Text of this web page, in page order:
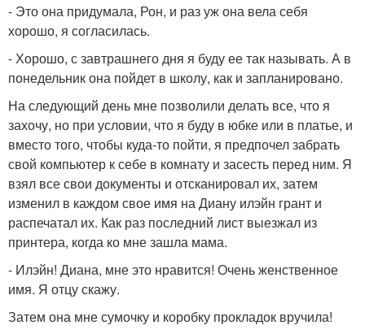
- Это она придумала, Рон, и раз уж она вела себя
хорошо, я согласилась.
- Хорошо, с завтрашнего дня я буду ее так называть. А в
понедельник она пойдет в школу, как и запланировано.
На следующий день мне позволили делать все, что я
захочу, но при условии, что я буду в юбке или в платье, и
вместо того, чтобы куда-то пойти, я предпочел забрать
свой компьютер к себе в комнату и засесть перед ним. Я
взял все свои документы и отсканировал их, затем
изменил в каждом свое имя на Диану илэйн грант и
распечатал их. Как раз последний лист выезжал из
принтера, когда ко мне зашла мама.
- Илэйн! Диана, мне это нравится! Очень женственное
имя. Я отцу скажу.
Затем она мне сумочку и коробку прокладок вручила!